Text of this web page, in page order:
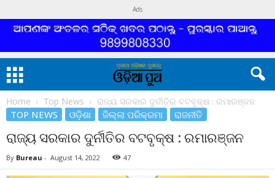
Ads
Home Top News ରାଜ୍ୟ ସରକାର ଦୁର୍ନୀତିର ବଟବୃକ୍ଷ : ରମାରଞ୍ଜନ
TOP NEWS ଓଡ଼ିଶା ଜିଲ୍ଲା ପରିକ୍ରମା ରାଜନୀତି
ରାଜ୍ୟ ସରକାର ଦୁର୍ନୀତିର ବଟବୃକ୍ଷ : ରମାରଞ୍ଜନ
By Bureau - August 14, 2022 47